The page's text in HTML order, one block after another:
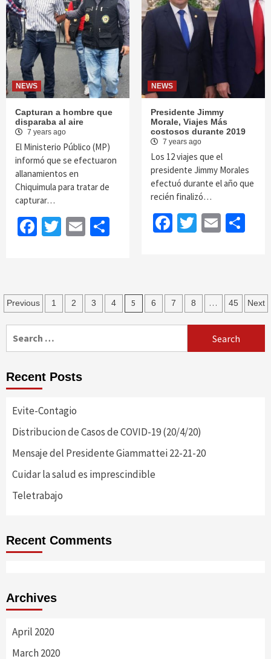
NEWS
Capturan a hombre que
disparaba al aire
7 years ago
El Ministerio Público (MP)
informó que se efectuaron
allanamientos en
Chiquimula para tratar de
capturar…
Facebook
Twitter
EmailShare
NEWS
Presidente Jimmy
Morale, Viajes Más
costosos durante 2019
7 years ago
Los 12 viajes que el
presidente Jimmy Morales
efectuó durante el año que
recién finalizó…
Facebook
Twitter
Email
Posts
navigation
Previous 1 2 3 4 5 6 7 8 … 45 Next
Recent Posts
Evite-Contagio
Distribucion de Casos de COVID-19 (20/4/20)
Mensaje del Presidente Giammattei 22-21-20
Cuidar la salud es imprescindible
Teletrabajo
Recent Comments
Archives
April 2020
March 2020